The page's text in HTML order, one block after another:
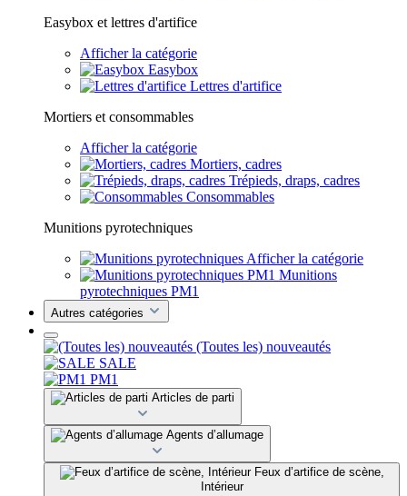
Easybox et lettres d'artifice
Afficher la catégorie
Easybox
Lettres d'artifice
Mortiers et consommables
Afficher la catégorie
Mortiers, cadres
Trépieds, draps, cadres
Consommables
Munitions pyrotechniques
Afficher la catégorie
Munitions
pyrotechniques PM1
Autres catégories
(Toutes les) nouveautés
SALE
PM1
Articles de parti
Agents d’allumage
Feux d’artifice de scène,
Intérieur